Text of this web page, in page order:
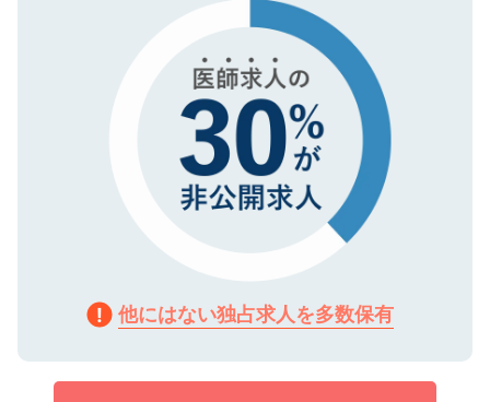
で、機密保持に関してもご安心ください。
他にはない独占求人を多数保有